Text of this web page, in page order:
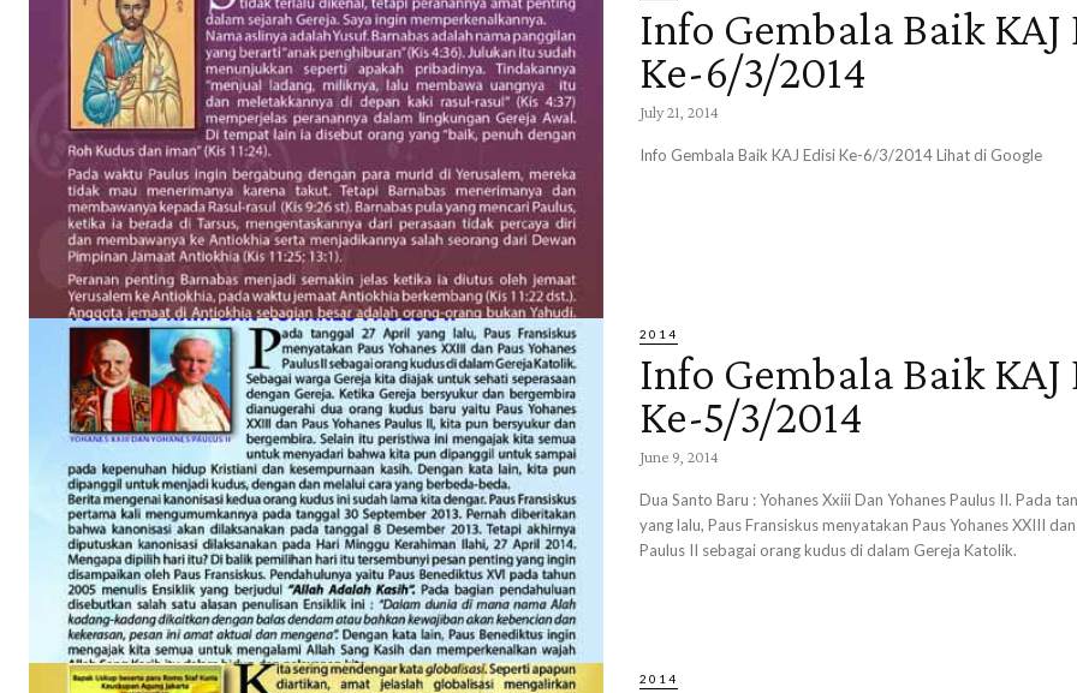
Info Gembala Baik KAJ
Ke-6/3/2014
July 21, 2014
Info Gembala Baik KAJ Edisi Ke-6/3/2014 Lihat di Google
2014
Info Gembala Baik KAJ
Ke-5/3/2014
June 9, 2014
Dua Santo Baru : Yohanes Xxiii Dan Yohanes Paulus II. Pada
yang lalu, Paus Fransiskus menyatakan Paus Yohanes XXIII
Paulus II sebagai orang kudus di dalam Gereja Katolik.
2014